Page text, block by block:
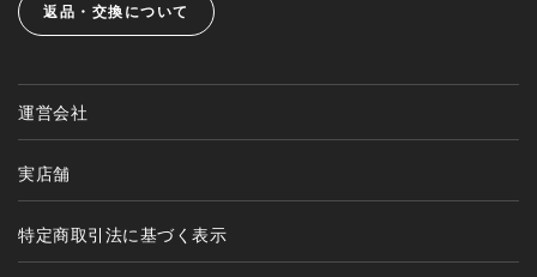
返品・交換について
運営会社
実店舗
特定商取引法に基づく表示